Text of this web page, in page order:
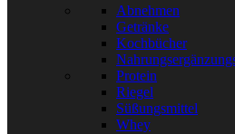
Abnehmen
Getränke
Kochbücher
Protein
Riegel
Süßungsmittel
Whey